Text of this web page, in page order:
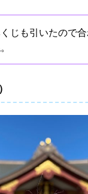
じも引いたので